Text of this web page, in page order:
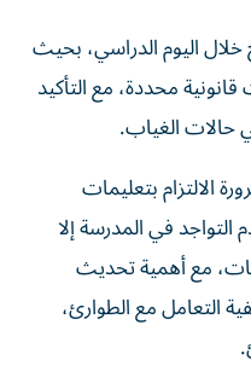
اليوم الدراسي، بحيث
محددة، مع التأكيد
حالات الغياب.
الالتزام بتعليمات
التواجد في المدرسة إلا
مع أهمية تحديث
التعامل مع الطوارئ،